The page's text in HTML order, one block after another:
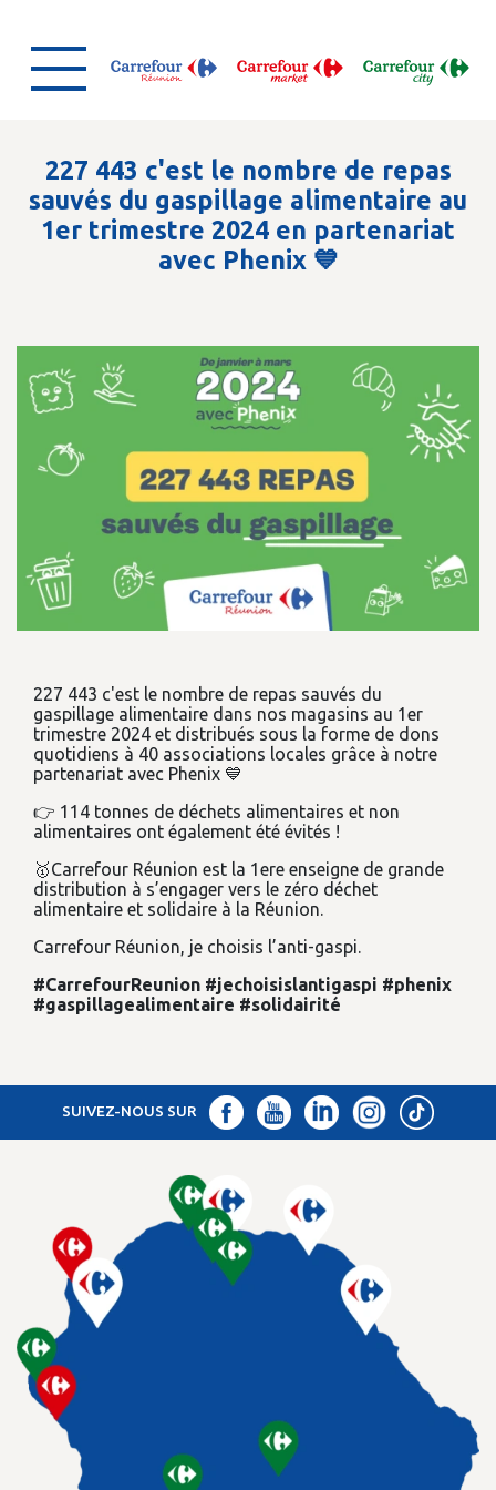
227 443 c'est le nombre de repas
sauvés du gaspillage alimentaire au
1er trimestre 2024 en partenariat
avec Phenix 💙
227 443 c'est le nombre de repas sauvés du
gaspillage alimentaire dans nos magasins au 1er
trimestre 2024 et distribués sous la forme de dons
quotidiens à 40 associations locales grâce à notre
partenariat avec Phenix 💙
👉 114 tonnes de déchets alimentaires et non
alimentaires ont également été évités !
🥇Carrefour Réunion est la 1ere enseigne de grande
distribution à s’engager vers le zéro déchet
alimentaire et solidaire à la Réunion.
Carrefour Réunion, je choisis l’anti-gaspi.
#CarrefourReunion #jechoisislantigaspi #phenix
#gaspillagealimentaire #solidairité
SUIVEZ-NOUS SUR